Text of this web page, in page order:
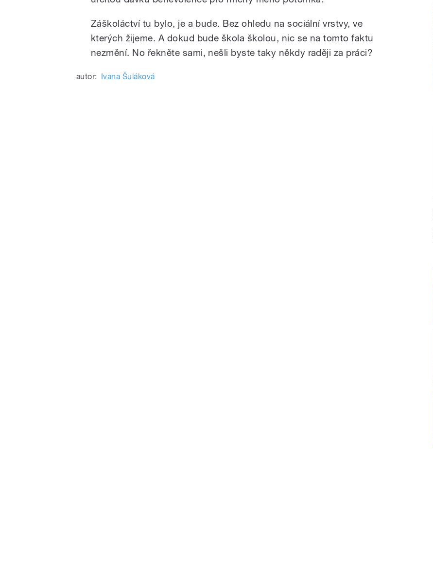
Záškoláctví tu bylo, je a bude. Bez ohledu na sociální vrstvy, ve
kterých žijeme. A dokud bude škola školou, nic se na tomto faktu
nezmění. No řekněte sami, nešli byste taky někdy raději za práci?
autor: Ivana Šuláková